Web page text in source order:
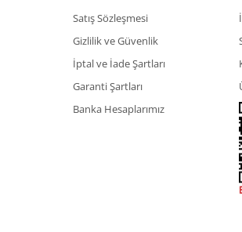
Satış Sözleşmesi
Gizlilik ve Güvenlik
İptal ve İade Şartları
Garanti Şartları
Banka Hesaplarımız